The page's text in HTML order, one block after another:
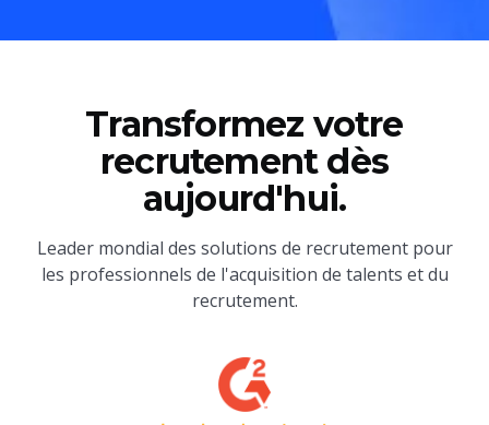
Transformez votre
recrutement dès
aujourd'hui.
Leader mondial des solutions de recrutement pour
les professionnels de l'acquisition de talents et du
recrutement.